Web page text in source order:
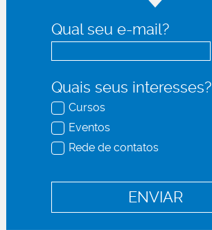
Qual seu e-mail?
Quais seus interesses?
Cursos
Eventos
Rede de contatos